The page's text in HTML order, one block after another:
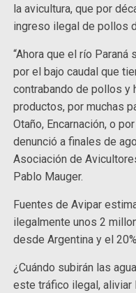
la avicultura, que por
ingreso ilegal de pollos
“Ahora que el río
por el bajo caudal que
contrabando de pollos y
productos, por muchas
Otaño, Encarnación, o
denunció a finales de
Asociación de
Pablo Mauger.
Fuentes de Avipar
ilegalmente unos 2
desde Argentina y el
¿Cuándo subirán las
este tráfico ilegal,